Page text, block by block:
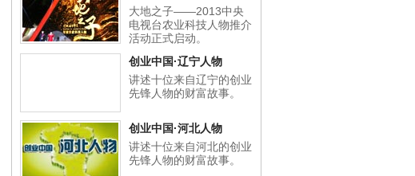
大地之子——2013中央
电视台农业科技人物推介
活动正式启动。
创业中国·辽宁人物
讲述十位来自辽宁的创业
先锋人物的财富故事。
创业中国·河北人物
讲述十位来自河北的创业
先锋人物的财富故事。